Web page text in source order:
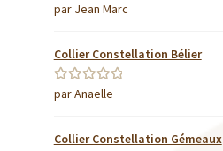
Note5sur 5
par Jean Marc
Collier Constellation Bélier
Note5sur 5
par Anaelle
Collier Constellation Gémeaux